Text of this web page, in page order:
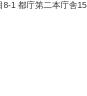
1 都庁第二本庁舎15